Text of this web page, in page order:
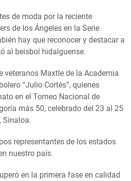
de moda por la reciente
de los Ángeles en la Serie
hay que reconocer y destacar a
al beisbol hidalguense.
veteranos Maxtle de la Academia
“Julio Cortés”, quienes
en el Torneo Nacional de
más 50, celebrado del 23 al 25
Sinaloa.
representantes de los estados
nuestro país.
en la primera fase en calidad